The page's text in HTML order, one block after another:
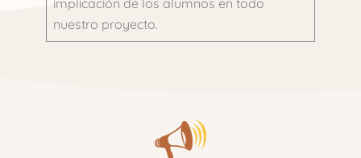
implicación de los alumnos en todo
nuestro proyecto.